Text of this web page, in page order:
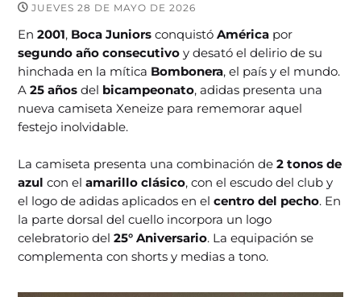
JUEVES 28 DE MAYO DE 2026
En2001, Boca Juniors conquistóAmérica por
segundo año consecutivo y desató el delirio de su
hinchada en la mítica Bombonera, el país y el mundo.
A25 años del bicampeonato, adidas presenta una
nueva camiseta Xeneize para rememorar aquel
festejo inolvidable.
La camiseta presenta una combinación de2 tonos de
azul con elamarillo clásico, con el escudo del club y
el logo de adidas aplicados en elcentro del pecho. En
la parte dorsal del cuello incorpora un logo
celebratorio del25° Aniversario. La equipación se
complementa con shorts y medias a tono.